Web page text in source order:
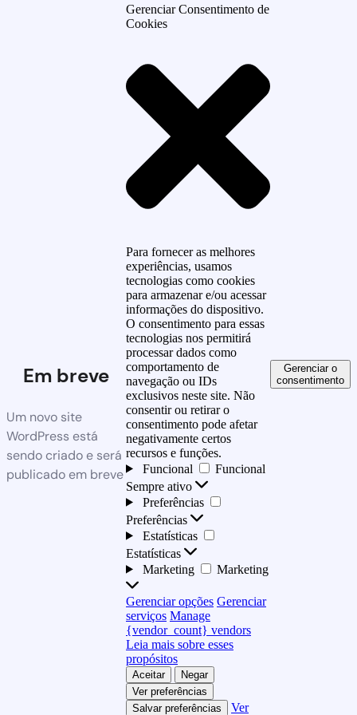
Em breve
Um novo site
WordPress está
sendo criado e será
publicado em breve
Gerenciar Consentimento de
Cookies
Para fornecer as melhores
experiências, usamos
tecnologias como cookies
para armazenar e/ou acessar
informações do dispositivo.
O consentimento para essas
tecnologias nos permitirá
processar dados como
comportamento de
navegação ou IDs
exclusivos neste site. Não
consentir ou retirar o
consentimento pode afetar
negativamente certos
recursos e funções.
Funcional
Funcional
Sempre ativo
Preferências
Preferências
Estatísticas
Estatísticas
Marketing
Marketing
Gerenciar opções Gerenciar
serviços Manage
{vendor_count} vendors
Leia mais sobre esses
propósitos
Aceitar
Negar
Ver preferências
Salvar preferências
Ver
Gerenciar o
consentimento